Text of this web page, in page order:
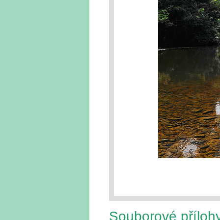
Souborové